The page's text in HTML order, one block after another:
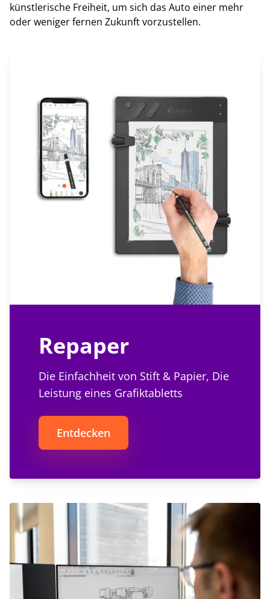
künstlerische Freiheit, um sich das Auto einer mehr
oder weniger fernen Zukunft vorzustellen.
Repaper
Die Einfachheit von Stift & Papier, Die
Leistung eines Grafiktabletts
Entdecken